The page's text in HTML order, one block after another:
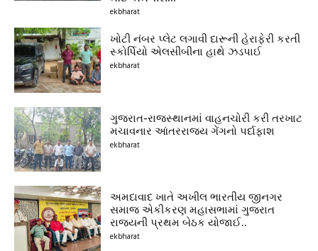
ekbharat
ખોટી નંબર પ્લેટ લગાવી દારૂની હેરાફેરી કરતી
સ્કોર્પિયો એલસીબીના હાથે ઝડપાઈ
ekbharat
ગુજરાત-રાજસ્થાનમાં વાહનચોરી કરી તરખાટ
મચાવનાર આંતરરાજ્ય ગેંગનો પર્દાફાશ
ekbharat
અમદાવાદ ખાતે અખીલ ભારતીય જીનગર
સમાજ એકીકરણ મહાસભામાં ગુજરાત
રાજ્યની પ્રથમ બેઠક યોજાઈ..
ekbharat